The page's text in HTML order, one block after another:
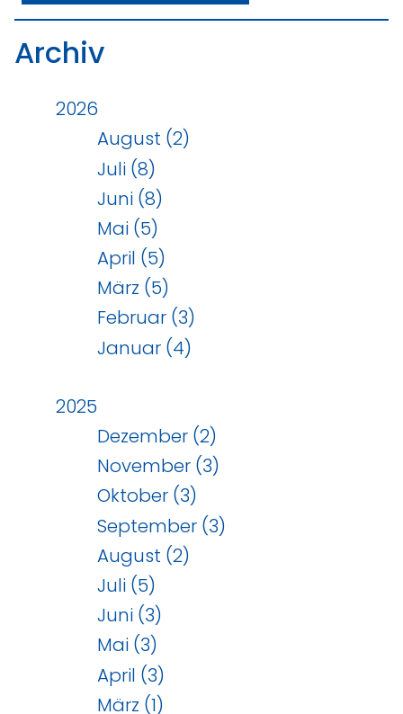
Archiv
2026
August (2)
Juli (8)
Juni (8)
Mai (5)
April (5)
März (5)
Februar (3)
Januar (4)
2025
Dezember (2)
November (3)
Oktober (3)
September (3)
August (2)
Juli (5)
Juni (3)
Mai (3)
April (3)
März (1)